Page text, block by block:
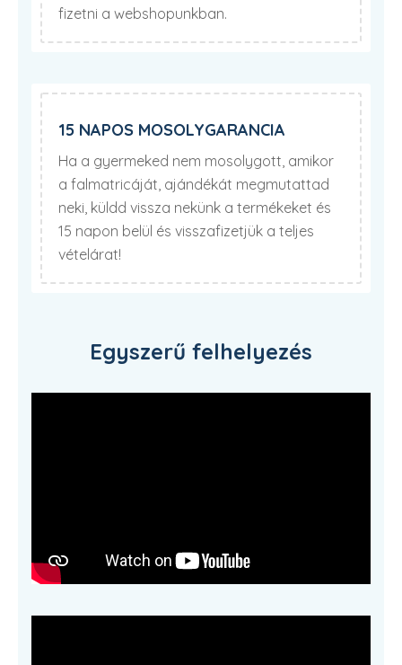
fizetni a webshopunkban.
15 NAPOS MOSOLYGARANCIA
Ha a gyermeked nem mosolygott, amikor
a falmatricáját, ajándékát megmutattad
neki, küldd vissza nekünk a termékeket és
15 napon belül és visszafizetjük a teljes
vételárat!
Egyszerű felhelyezés